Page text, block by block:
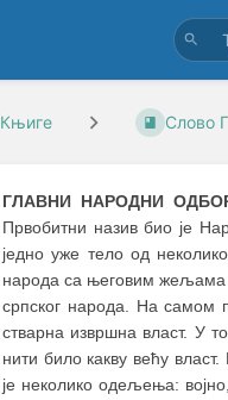
Књиге Слово Г
ГЛАВНИ НАРОДНИ
Првобитни назив био је
једно уже тело од
народа са његовим жељама
српског народа. На самом
стварна извршна власт. У
нити било какву већу
је неколико одељења: